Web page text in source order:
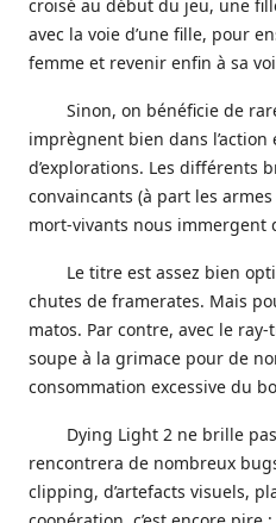
croisé au début du jeu, une
avec la voie d’une fille, pour
femme et revenir enfin à sa
Sinon, on bénéficie de
imprègnent bien dans l’action
d’explorations. Les différents
convaincants (à part les
mort-vivants nous immergent
Le titre est assez bien
chutes de framerates. Mais
matos. Par contre, avec le
soupe à la grimace pour de
consommation excessive du
Dying Light 2 ne brille
rencontrera de nombreux
clipping, d’artefacts visuels,